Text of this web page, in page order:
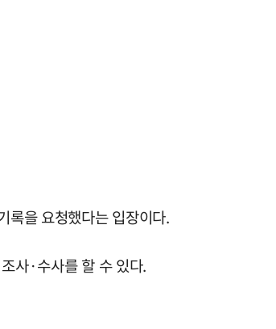
록을 요청했다는 입장이다.
사·수사를 할 수 있다.